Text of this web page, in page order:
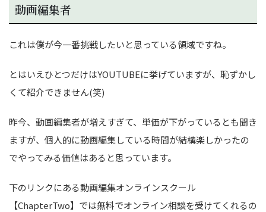
動画編集者
これは僕が今一番挑戦したいと思っている領域ですね。
とはいえひとつだけはYOUTUBEに挙げていますが、恥ずかし
くて紹介できません(笑)
昨今、動画編集者が増えすぎて、単価が下がっているとも聞き
ますが、個人的に動画編集している時間が結構楽しかったの
でやってみる価値はあると思っています。
下のリンクにある動画編集オンラインスクール
【ChapterTwo】では無料でオンライン相談を受けてくれるの